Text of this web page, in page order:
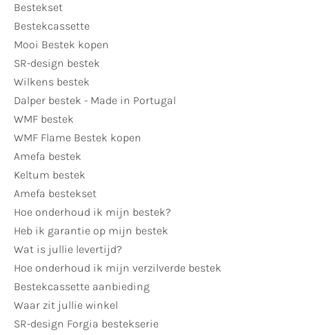
Bestekset
Bestekcassette
Mooi Bestek kopen
SR-design bestek
Wilkens bestek
Dalper bestek - Made in Portugal
WMF bestek
WMF Flame Bestek kopen
Amefa bestek
Keltum bestek
Amefa bestekset
Hoe onderhoud ik mijn bestek?
Heb ik garantie op mijn bestek
Wat is jullie levertijd?
Hoe onderhoud ik mijn verzilverde bestek
Bestekcassette aanbieding
Waar zit jullie winkel
SR-design Forgia bestekserie